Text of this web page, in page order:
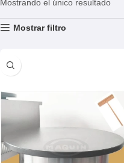
Mostrando el único resultado
Mostrar filtro